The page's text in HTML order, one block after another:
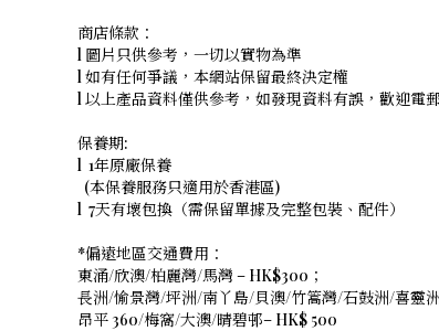
商店條款：
l 圖片只供參考，一切以實物為準
l 如有任何爭議，本網站保留最終決定權
l 以上產品資料僅供參考，如發現資料有誤，歡迎電
保養期:
l 1年原廠保養
(本保養服務只適用於香港區)
l 7天有壞包換（需保留單據及完整包裝、配件）
*偏遠地區交通費用：
東涌/欣澳/柏麗灣/馬灣 – HK$300；
長洲/愉景灣/坪洲/南丫島/貝澳/竹篙灣/石鼓洲/喜靈
昂平 360/梅窩/大澳/晴碧邨– HK$ 500